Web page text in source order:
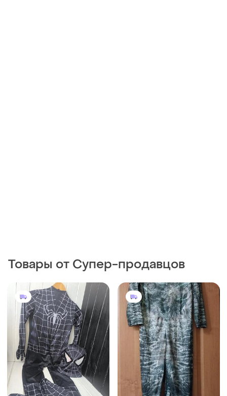
Товары от Супер-продавцов